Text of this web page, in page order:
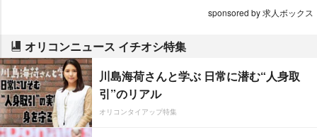
sponsored by 求人ボックス
オリコンニュース イチオシ特集
川島海荷さんと学ぶ 日常に潜む“人身取
引”のリアル
オリコンタイアップ特集